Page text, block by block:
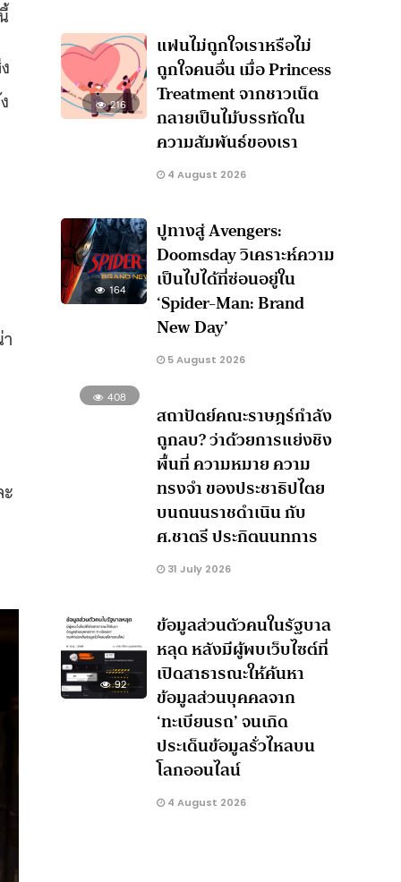
216
แฟนไม่ถูกใจเราหรือไม่
ถูกใจคนอื่น เมื่อ Princess
Treatment จากชาวเน็ต
กลายเป็นไม้บรรทัดใน
ความสัมพันธ์ของเรา
4 August 2026
164
ปูทางสู่ Avengers:
Doomsday วิเคราะห์ความ
เป็นไปได้ที่ซ่อนอยู่ใน
‘Spider-Man: Brand
New Day’
5 August 2026
408
สถาปัตย์คณะราษฎร์กำลัง
ถูกลบ? ว่าด้วยการแย่งชิง
พื้นที่ ความหมาย ความ
ทรงจำ ของประชาธิปไตย
บนถนนราชดำเนิน กับ
ศ.ชาตรี ประกิตนนทการ
31 July 2026
92
ข้อมูลส่วนตัวคนในรัฐบาล
หลุด หลังมีผู้พบเว็บไซต์ที่
เปิดสาธารณะให้ค้นหา
ข้อมูลส่วนบุคคลจาก
‘ทะเบียนรถ’ จนเกิด
ประเด็นข้อมูลรั่วไหลบน
โลกออนไลน์
4 August 2026